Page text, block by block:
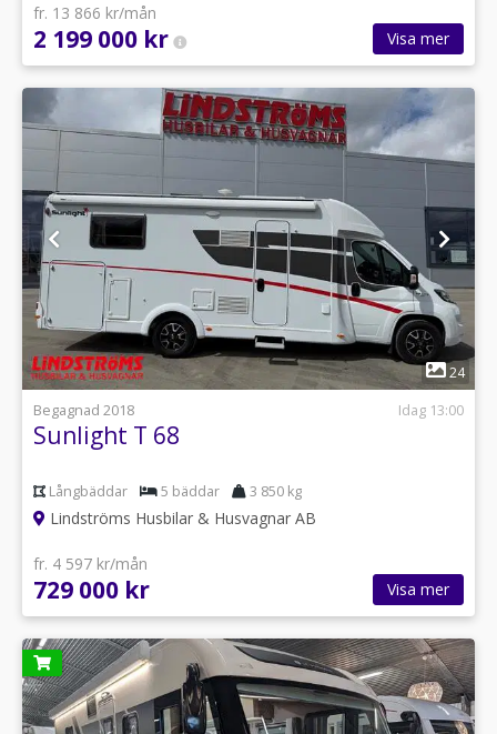
fr. 13 866 kr/mån
2 199 000 kr Visa mer
1
24
Begagnad 2018
Idag 13:00
Sunlight T 68
Långbäddar 5 bäddar 3 850 kg
Lindströms Husbilar & Husvagnar AB
fr. 4 597 kr/mån
729 000 kr Visa mer